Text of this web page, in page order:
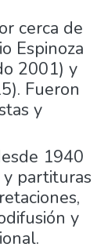
cerca de
Espinoza
2001) y
Fueron
y
1940
partituras
y